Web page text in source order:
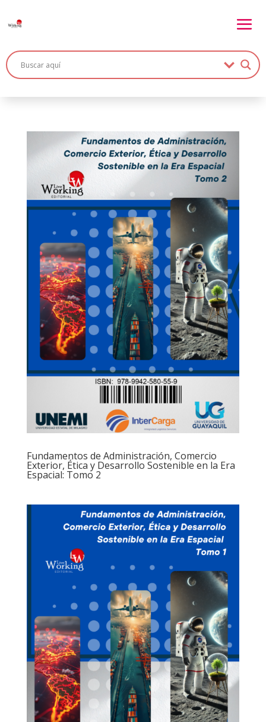
Fundamentos de Administración, Comercio
Exterior, Ética y Desarrollo Sostenible en la Era
Espacial: Tomo 2